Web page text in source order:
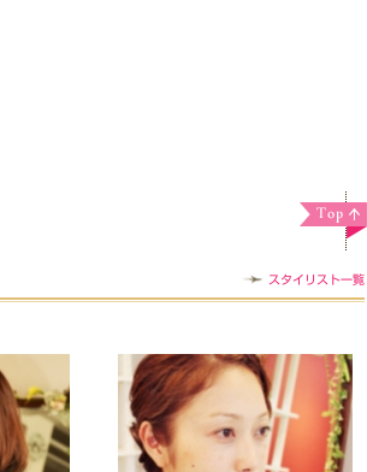
スタイリスト一覧